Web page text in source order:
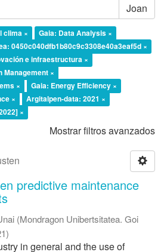
Joan
clima ×
Gaia: Data Analysis ×
0450c040dfb1b80c9c3308e40a3eaf5d ×
e infraestructura ×
Management ×
×
Gaia: Energy Efficiency ×
×
Argitalpen-data: 2021 ×
×
Mostrar filtros avanzados
predictive maintenance
(Mondragon Unibertsitatea. Goi
)
in general and the use of